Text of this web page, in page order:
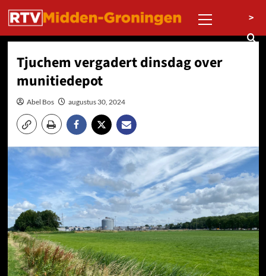
naar
inhoud
menu
>
Tjuchem vergadert dinsdag over
munitiedepot
Abel Bos augustus 30, 2024